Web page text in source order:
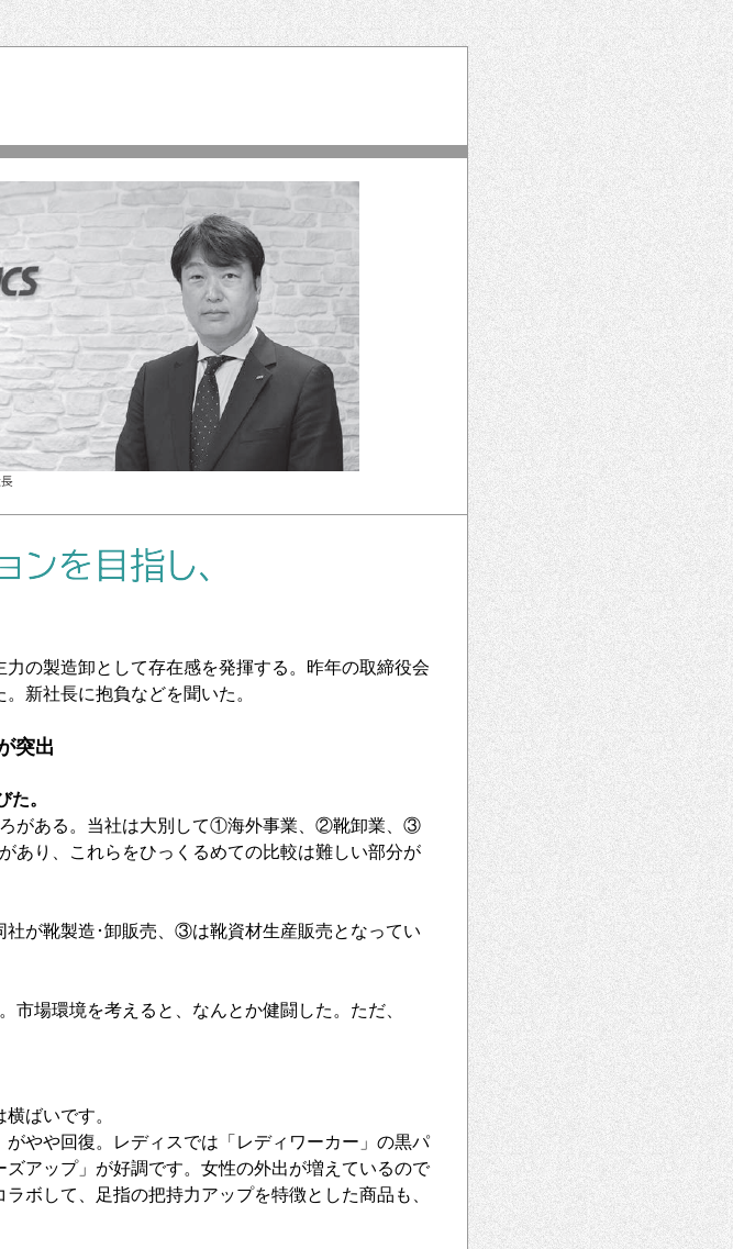
の製造卸として存在感を発揮する。昨年の取締役会
新社長に抱負などを聞いた。
突出
た。
がある。当社は大別して①海外事業、②靴卸業、③
り、これらをひっくるめての比較は難しい部分が
が靴製造･卸販売、③は靴資材生産販売となってい
市場環境を考えると、なんとか健闘した。ただ、
ばいです。
やや回復。レディスでは「レディワーカー」の黒パ
アップ」が好調です。女性の外出が増えているので
ボして、足指の把持力アップを特徴とした商品も、